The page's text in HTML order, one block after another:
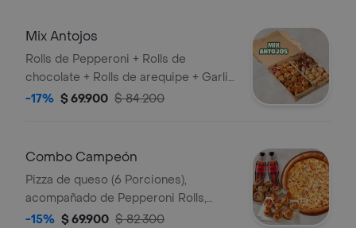
Mix Antojos
Rolls de Pepperoni + Rolls de
chocolate + Rolls de arequipe + Garlic
knots (8 de cada uno).
-17% $ 69.900 $ 84.200
Combo Campeón
Pizza de queso (6 Porciones),
acompañado de Pepperoni Rolls,
arequipe rolls y 2 Coca Cola (400ML).
-15% $ 69.900 $ 82.300